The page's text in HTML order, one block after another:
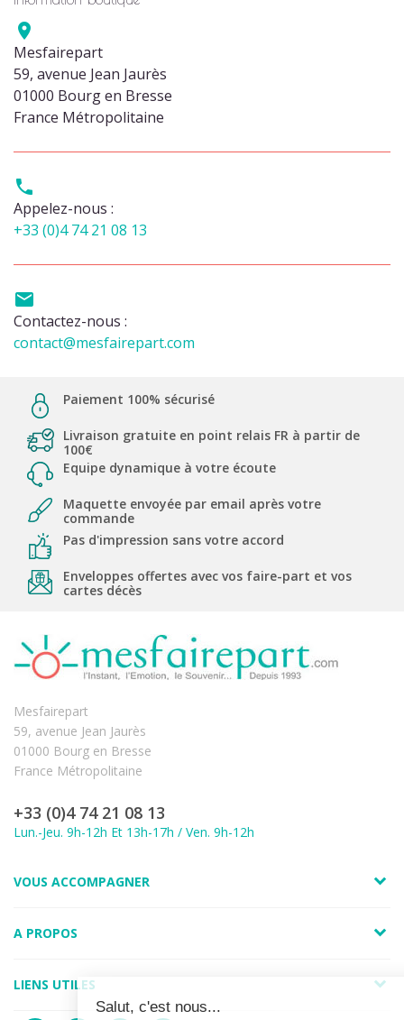

Mesfairepart
59, avenue Jean Jaurès
01000 Bourg en Bresse
France Métropolitaine

Appelez-nous :
+33 (0)4 74 21 08 13

Contactez-nous :
contact@mesfairepart.com
Paiement 100% sécurisé
Livraison gratuite en point relais FR à partir de
100€
Equipe dynamique à votre écoute
Maquette envoyée par email après votre
commande
Pas d'impression sans votre accord
Enveloppes offertes avec vos faire-part et vos
cartes décès
Mesfairepart
59, avenue Jean Jaurès
01000 Bourg en Bresse
France Métropolitaine
+33 (0)4 74 21 08 13
Lun.-Jeu. 9h-12h Et 13h-17h / Ven. 9h-12h
VOUS ACCOMPAGNER
A PROPOS
LIENS UTILES